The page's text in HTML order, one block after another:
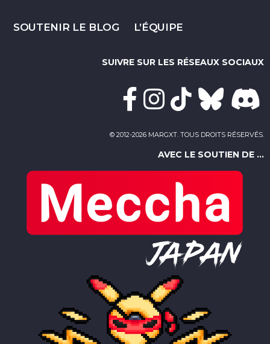
SOUTENIR LE BLOG L’ÉQUIPE
SUIVRE SUR LES RÉSEAUX SOCIAUX
© 2012-2026 MARGXT. TOUS DROITS RÉSERVÉS.
AVEC LE SOUTIEN DE ...